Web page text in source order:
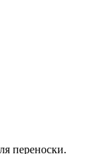
переноски.